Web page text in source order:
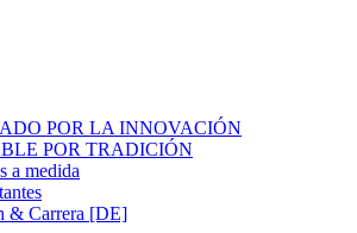
POR LA INNOVACIÓN
POR TRADICIÓN
a medida
& Carrera [DE]